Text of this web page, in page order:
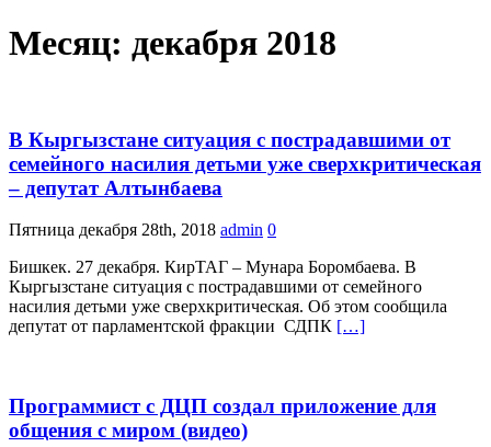
Месяц: декабря 2018
В Кыргызстане ситуация с пострадавшими от
семейного насилия детьми уже сверхкритическая
– депутат Алтынбаева
Пятница декабря 28th, 2018 admin 0
Бишкек. 27 декабря. КирТАГ – Мунара Боромбаева. В
Кыргызстане ситуация с пострадавшими от семейного
насилия детьми уже сверхкритическая. Об этом сообщила
депутат от парламентской фракции СДПК […]
Программист с ДЦП создал приложение для
общения с миром (видео)